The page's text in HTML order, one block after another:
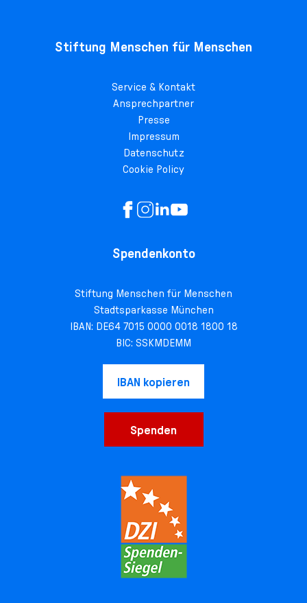
Stiftung Menschen für Menschen
Service & Kontakt
Ansprechpartner
Presse
Impressum
Datenschutz
Cookie Policy
Spendenkonto
Stiftung Menschen für Menschen
Stadtsparkasse München
IBAN: DE64 7015 0000 0018 1800 18
BIC: SSKMDEMM
IBAN kopieren
Spenden